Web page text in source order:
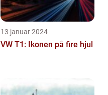
13 januar 2024
VW T1: Ikonen på fire hjul